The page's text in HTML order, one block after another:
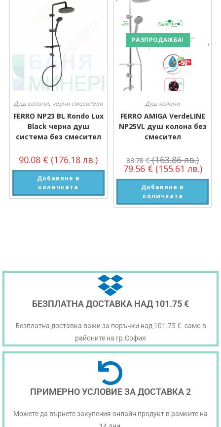
Душ колони, черни смесители
FERRO NP23 BL Rondo Lux
Black черна душ
система без смесител
90.08 € (176.18 лв.)
Добавяне в
количката
РАЗПРОДАЖБА!
Душ колони
FERRO AMIGA VerdeLINE
NP25VL душ колона без
смесител
83.78€ (163.86 лв.)
79.56 € (155.61 лв.)
Добавяне в
количката
БЕЗПЛАТНА ДОСТАВКА НАД 101.75 €
Безплатна доставка важи за поръчки над 101.75 €. само в
районите на гр.София
ПРИМЕРНО УСЛОВИЕ ЗА ДОСТАВКА 2
Можете да върнете закупения онлайн продукт в рамките на